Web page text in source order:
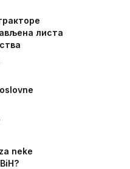
листа
neke